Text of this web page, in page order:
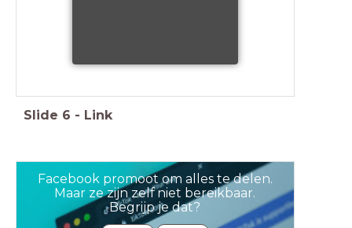
Slide 6 - Link
Facebook promoot om alles te delen.
Maar ze zijn zelf niet bereikbaar.
Begrijp je dat?